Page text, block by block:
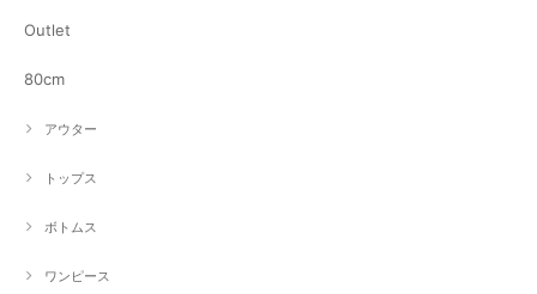
Outlet
80cm
アウター
トップス
ボトムス
ワンピース